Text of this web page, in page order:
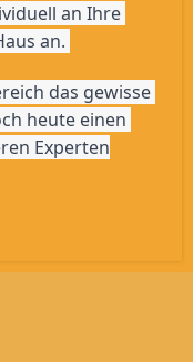
an Ihre
an.
das gewisse
heute einen
Experten